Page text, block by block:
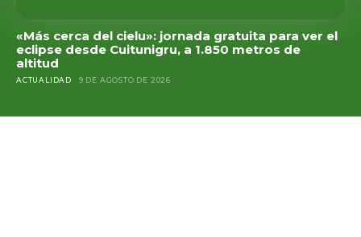
«Más cerca del cielu»: jornada gratuita para ver el
eclipse desde Cuitunigru, a 1.850 metros de
altitud
ACTUALIDAD 9 DE AGOSTO DE 2026